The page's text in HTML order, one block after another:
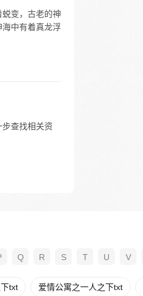
变，古老的神
中有着真龙浮
查找相关资
Q R S T U V
txt 爱情公寓之一人之下txt